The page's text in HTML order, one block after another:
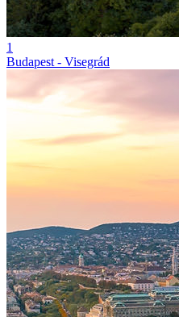
1
Budapest - Visegrád